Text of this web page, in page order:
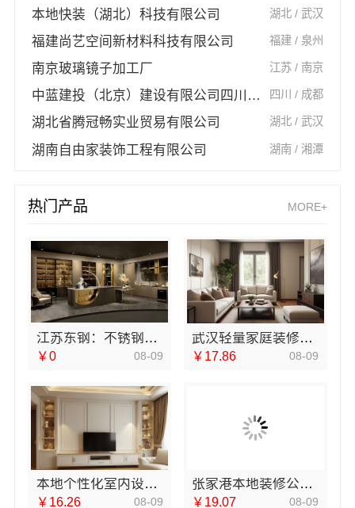
本地快装（湖北）科技有限公司 湖北 / 武汉
福建尚艺空间新材料科技有限公司 福建 / 泉州
南京玻璃镜子加工厂 江苏 / 南京
中蓝建投（北京）建设有限公司四川第一分公司 四川 / 成都
湖北省腾冠畅实业贸易有限公司 湖北 / 武汉
湖南自由家装饰工程有限公司 湖南 / 湘潭
热门产品 MORE+
江苏东钢：不锈钢浴室柜厂家江浙沪加盟咨询
￥0 08-09
武汉轻量家庭装修新房，本地快装（湖北）科技有限公司模块化快装高效交付
￥17.86 08-09
本地个性化室内设计批发，南京市创亿讯南京直供
￥16.26 08-09
张家港本地装修公司家装费用，兔哥哥智装一站式全包
￥19.07 08-09